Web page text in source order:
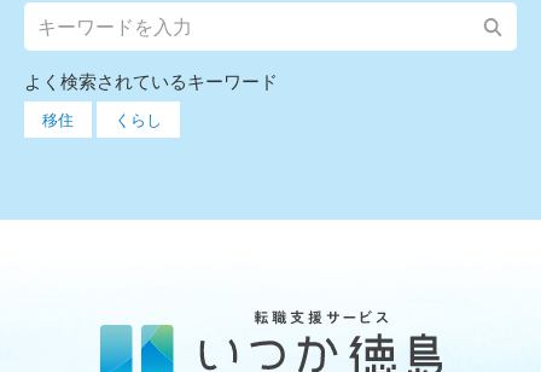
よく検索されているキーワード
移住 くらし